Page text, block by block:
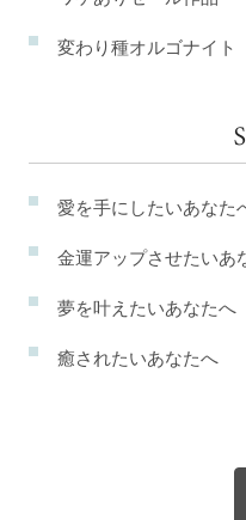
変わり種オルゴナイト
愛を手にしたいあなた
金運アップさせたいあ
夢を叶えたいあなたへ
癒されたいあなたへ